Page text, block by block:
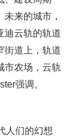
来的城市，
迪云轨的轨道
街道上，轨道
市农场，云轨
强调。
人们的幻想